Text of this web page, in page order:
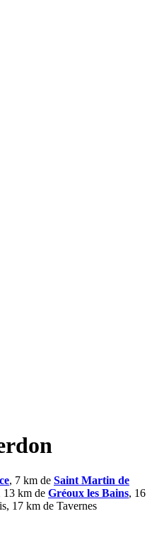
, 7 km de Saint Martin de
13 km de Gréoux les Bains, 16
17 km de Tavernes